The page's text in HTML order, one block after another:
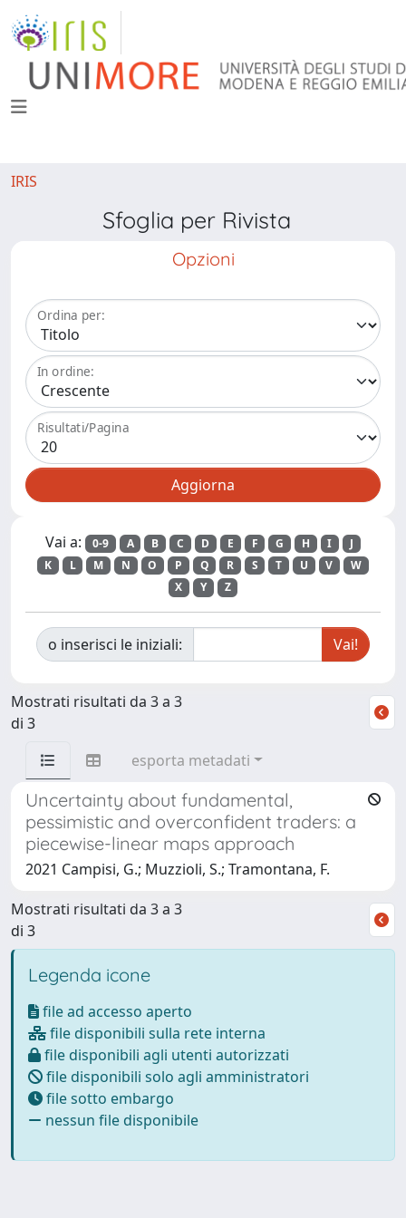
IRIS
Sfoglia per Rivista
Opzioni
Ordina per:
In ordine:
Risultati/Pagina
Vai a: 0-9 A B C D E F G H I
J
K
L M N O P Q R S T U V
W
X
Y Z
o inserisci le iniziali:
Mostrati risultati da 3 a 3
di 3
esporta metadati
Uncertainty about fundamental,
pessimistic and overconfident traders: a
piecewise-linear maps approach
2021 Campisi, G.; Muzzioli, S.; Tramontana, F.
Mostrati risultati da 3 a 3
di 3
Legenda icone
file ad accesso aperto
file disponibili sulla rete interna
file disponibili agli utenti autorizzati
file disponibili solo agli amministratori
file sotto embargo
nessun file disponibile